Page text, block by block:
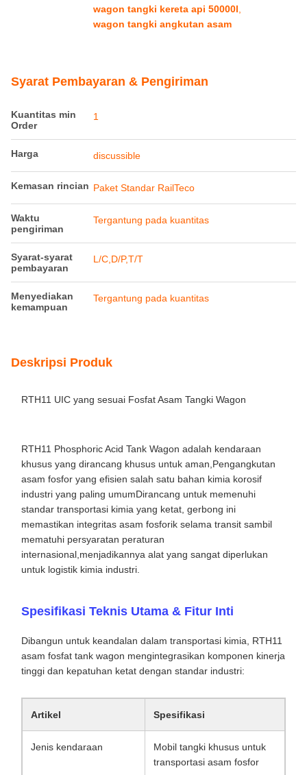
wagon tangki kereta api 50000l
wagon tangki angkutan asam
Syarat Pembayaran & Pengiriman
Kuantitas min
Order
1
Harga discussible
Kemasan rincian Paket Standar RailTeco
Waktu
pengiriman
Tergantung pada kuantitas
Syarat-syarat
pembayaran
L/C,D/P,T/T
Menyediakan
kemampuan
Tergantung pada kuantitas
Deskripsi Produk
RTH11 UIC yang sesuai Fosfat Asam Tangki Wagon
RTH11 Phosphoric Acid Tank Wagon adalah kendaraan
khusus yang dirancang khusus untuk aman,Pengangkutan
asam fosfor yang efisien salah satu bahan kimia korosif
industri yang paling umumDirancang untuk memenuhi
standar transportasi kimia yang ketat, gerbong ini
memastikan integritas asam fosforik selama transit sambil
mematuhi persyaratan peraturan
internasional,menjadikannya alat yang sangat diperlukan
untuk logistik kimia industri.
Spesifikasi Teknis Utama & Fitur Inti
Dibangun untuk keandalan dalam transportasi kimia, RTH11
asam fosfat tank wagon mengintegrasikan komponen kinerja
tinggi dan kepatuhan ketat dengan standar industri:
Artikel Spesifikasi
Jenis kendaraan
Mobil tangki khusus untuk
transportasi asam fosfor